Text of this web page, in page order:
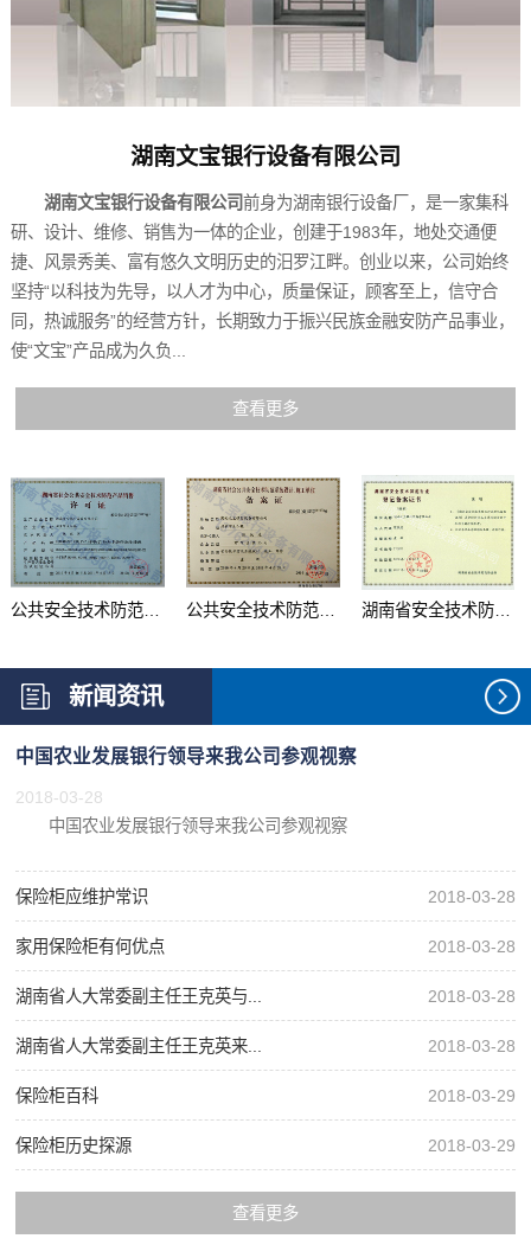
湖南文宝银行设备有限公司
湖南文宝银行设备有限公司前身为湖南银行设备厂，是一家集科
研、设计、维修、销售为一体的企业，创建于1983年，地处交通便
捷、风景秀美、富有悠久文明历史的汨罗江畔。创业以来，公司始终
坚持“以科技为先导，以人才为中心，质量保证，顾客至上，信守合
同，热诚服务”的经营方针，长期致力于振兴民族金融安防产品事业，
使“文宝”产品成为久负...
查看更多
公共安全技术防范产品... 公共安全技术防范系统... 湖南省安全技术防范行...
新闻资讯
中国农业发展银行领导来我公司参观视察
2018-03-28
中国农业发展银行领导来我公司参观视察
保险柜应维护常识 2018-03-28
家用保险柜有何优点 2018-03-28
湖南省人大常委副主任王克英与... 2018-03-28
湖南省人大常委副主任王克英来... 2018-03-28
保险柜百科 2018-03-29
保险柜历史探源 2018-03-29
查看更多